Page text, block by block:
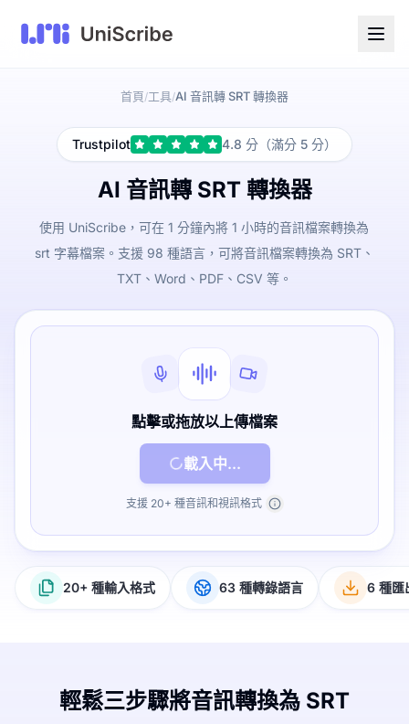
首頁/工具/AI 音訊轉 SRT 轉換器
Trustpilot 4.8 分（滿分 5 分）
AI 音訊轉 SRT 轉換器
使用 UniScribe，可在 1 分鐘內將 1 小時的音訊檔案轉換為
srt 字幕檔案。支援 98 種語言，可將音訊檔案轉換為 SRT、
TXT、Word、PDF、CSV 等。
點擊或拖放以上傳檔案
載入中...
支援 20+ 種音訊和視訊格式
20+ 種輸入格式 63 種轉錄語言 6 種匯
輕鬆三步驟將音訊轉換為 SRT